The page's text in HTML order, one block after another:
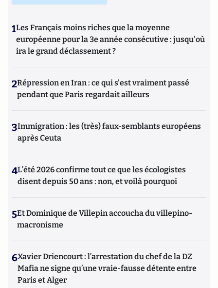
1Les Français moins riches que la moyenne
européenne pour la 3e année consécutive : jusqu'où
ira le grand déclassement ?
2Répression en Iran : ce qui s'est vraiment passé
pendant que Paris regardait ailleurs
3Immigration : les (très) faux-semblants européens
après Ceuta
4L’été 2026 confirme tout ce que les écologistes
disent depuis 50 ans : non, et voilà pourquoi
5Et Dominique de Villepin accoucha du villepino-
macronisme
6Xavier Driencourt : l’arrestation du chef de la DZ
Mafia ne signe qu’une vraie-fausse détente entre
Paris et Alger